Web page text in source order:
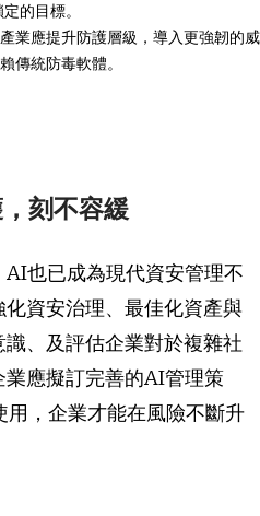
的目標。
業應提升防護層級，導入更強韌的威
傳統防毒軟體。
刻不容緩
也已成為現代資安管理不
資安治理、最佳化資產與
、及評估企業對於複雜社
應擬訂完善的AI管理策
，企業才能在風險不斷升